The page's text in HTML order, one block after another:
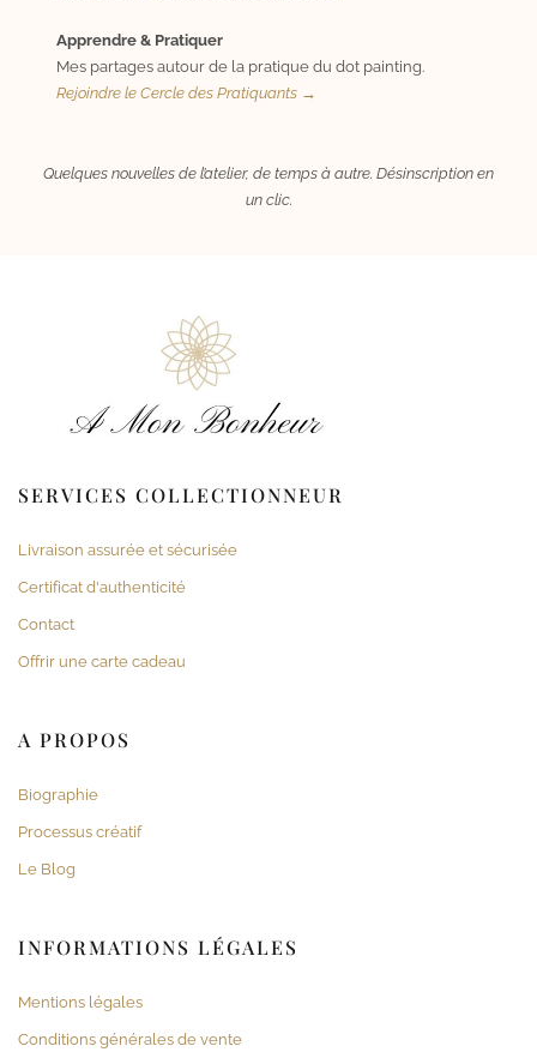
Apprendre & Pratiquer
Mes partages autour de la pratique du dot painting.
Rejoindre le Cercle des Pratiquants →
Quelques nouvelles de l’atelier, de temps à autre. Désinscription en
un clic.
SERVICES COLLECTIONNEUR
Livraison assurée et sécurisée
Certificat d'authenticité
Contact
Offrir une carte cadeau
A PROPOS
Biographie
Processus créatif
Le Blog
INFORMATIONS LÉGALES
Mentions légales
Conditions générales de vente